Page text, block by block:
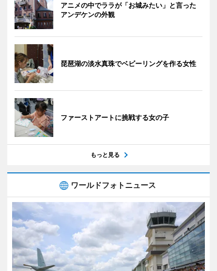
アニメの中でララが「お城みたい」と言った
アンデケンの外観
琵琶湖の淡水真珠でベビーリングを作る女性
ファーストアートに挑戦する女の子
もっと見る
ワールドフォトニュース